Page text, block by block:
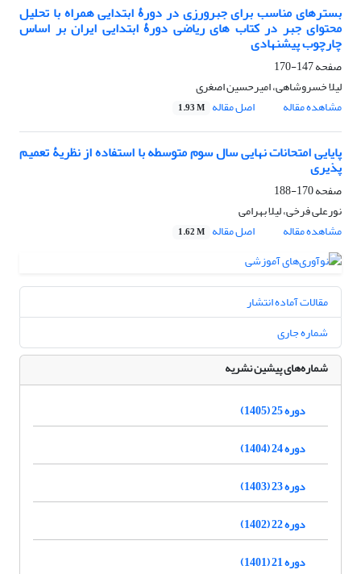
بسترهای مناسب برای جبرورزی در دورۀ ابتدایی همراه با تحلیل
محتوای جبر در کتاب های ریاضی دورۀ ابتدایی ایران بر اساس
چارچوب پیشنهادی
صفحه147-170
لیلا خسروشاهی، امیرحسین اصغری
مشاهده مقاله
اصل مقاله 1.93 M
پایایی امتحانات نهایی سال سوم متوسطه با استفاده از نظریۀ تعمیم
پذیری
صفحه170-188
نورعلی فرخی، لیلا بهرامی
مشاهده مقاله
اصل مقاله 1.62 M
مقالات آماده انتشار
شماره جاری
شماره‌های پیشین نشریه
دوره 25 (1405)
دوره 24 (1404)
دوره 23 (1403)
دوره 22 (1402)
دوره 21 (1401)